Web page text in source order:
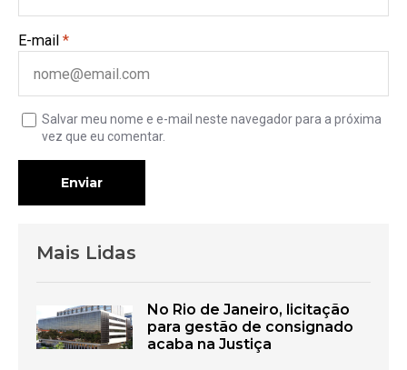
E-mail *
Salvar meu nome e e-mail neste navegador para a próxima
vez que eu comentar.
Enviar
Mais Lidas
No Rio de Janeiro, licitação
para gestão de consignado
acaba na Justiça